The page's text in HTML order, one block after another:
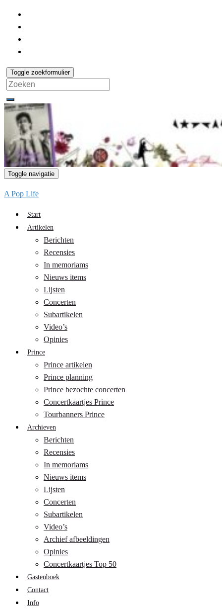
Toggle zoekformulier
Search
for:
Toggle navigatie
A Pop Life
Start
Artikelen
Berichten
Recensies
In memoriams
Nieuws items
Lijsten
Concerten
Subartikelen
Video’s
Opinies
Prince
Prince artikelen
Prince planning
Prince bezochte concerten
Concertkaartjes Prince
Tourbanners Prince
Archieven
Berichten
Recensies
In memoriams
Nieuws items
Lijsten
Concerten
Subartikelen
Video’s
Archief afbeeldingen
Opinies
Concertkaartjes Top 50
Gastenboek
Contact
Info